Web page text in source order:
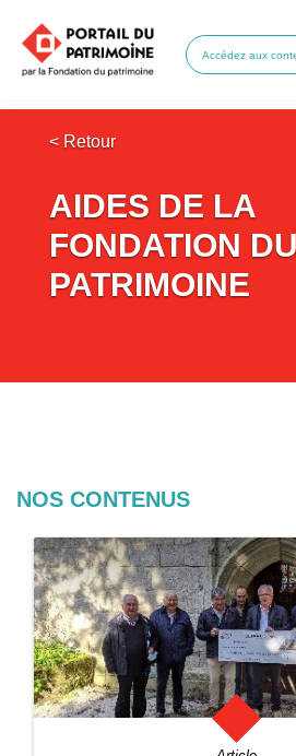
< Retour
AIDES DE LA
FONDATION DU
PATRIMOINE
NOS CONTENUS